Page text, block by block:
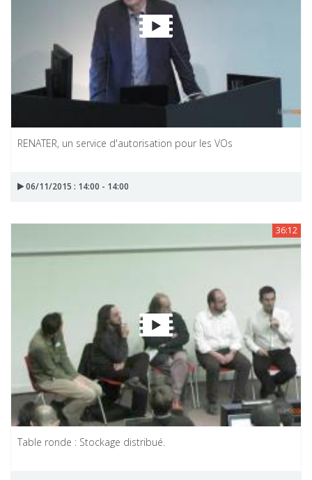
RENATER, un service d'autorisation pour les VOs
06/11/2015 : 14:00 - 14:00
36:12
Table ronde : Stockage distribué.